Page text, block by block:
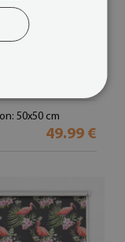
50x50 cm
49.99 €